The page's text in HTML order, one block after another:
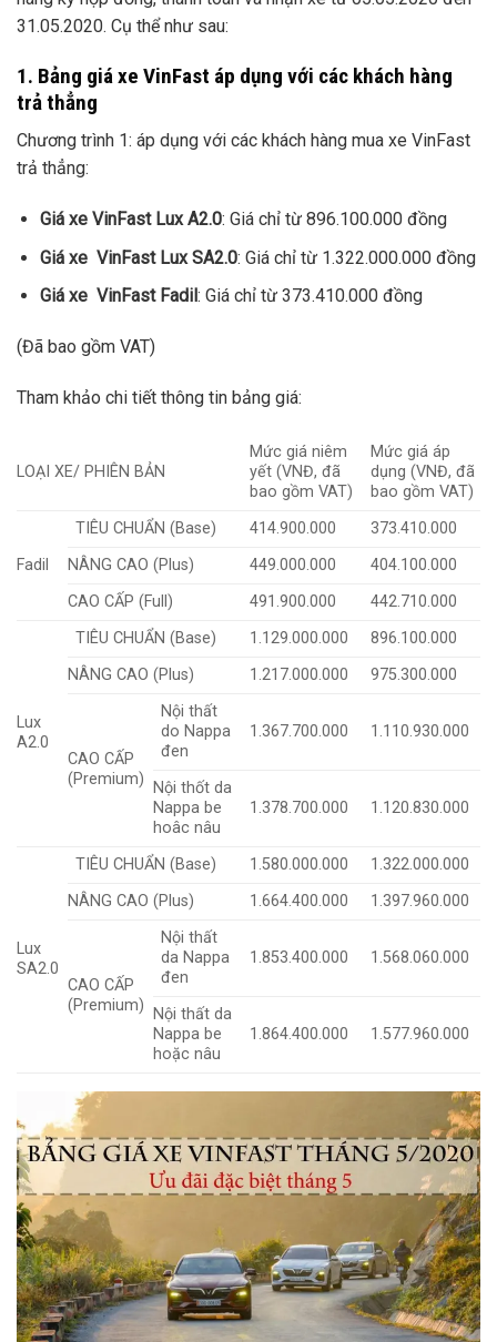
31.05.2020. Cụ thể như sau:
1. Bảng giá xe VinFast áp dụng với các khách hàng
trả thẳng
Chương trình 1: áp dụng với các khách hàng mua xe VinFast
trả thẳng:
Giá xe VinFast Lux A2.0: Giá chỉ từ 896.100.000 đồng
Giá xe VinFast Lux SA2.0: Giá chỉ từ 1.322.000.000 đồng
Giá xe VinFast Fadil : Giá chỉ từ 373.410.000 đồng
(Đã bao gồm VAT)
Tham khảo chi tiết thông tin bảng giá:
LOẠI XE/ PHIÊN BẢN
Mức giá niêm
yết (VNĐ, đã
bao gồm VAT)
Mức giá áp
dụng (VNĐ, đã
bao gồm VAT)
Fadil
TIÊU CHUẨN (Base) 414.900.000
373.410.000
NÂNG CAO (Plus)
449.000.000
404.100.000
CAO CẤP (Full)
491.900.000 442.710.000
Lux
A2.0
TIÊU CHUẨN (Base) 1.129.000.000
896.100.000
NÂNG CAO (Plus)
1.217.000.000 975.300.000
CAO CẤP
(Premium)
Nội thất
do Nappa
đen
1.367.700.000 1.110.930.000
Nội thốt da
Nappa be
hoâc nâu
1.378.700.000 1.120.830.000
Lux
SA2.0
TIÊU CHUẨN (Base) 1.580.000.000
1.322.000.000
NÂNG CAO (Plus)
1.664.400.000 1.397.960.000
CAO CẤP
(Premium)
Nội thất
da Nappa
đen
1.853.400.000 1.568.060.000
Nội thất da
Nappa be
hoặc nâu
1.864.400.000 1.577.960.000